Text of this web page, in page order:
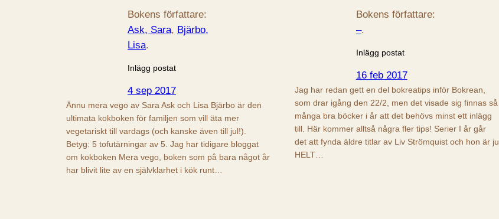
Bokens författare:
Ask, Sara, Bjärbo,
Lisa.
Inlägg postat
4 sep 2017
Ännu mera vego av Sara Ask och Lisa Bjärbo är den
ultimata kokboken för familjen som vill äta mer
vegetariskt till vardags (och kanske även till jul!).
Betyg: 5 tofutärningar av 5. Jag har tidigare bloggat
om kokboken Mera vego, boken som på bara något år
har blivit lite av en självklarhet i kök runt…
Bokens författare:
–.
Inlägg postat
16 feb 2017
Jag har redan gett en del bokreatips inför Bokrean,
som drar igång den 22/2, men det visade sig finnas så
många bra böcker i år att det behövs minst ett inlägg
till. Här kommer alltså några fler tips! Serier I år går
det att fynda äldre titlar av Liv Strömquist och hon är ju
HELT…